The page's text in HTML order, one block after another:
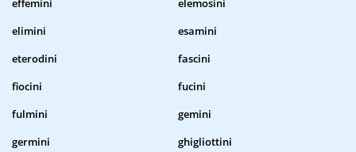
effemini
elemosini
elimini
esamini
eterodini
fascini
fiocini
fucini
fulmini
gemini
germini
ghigliottini